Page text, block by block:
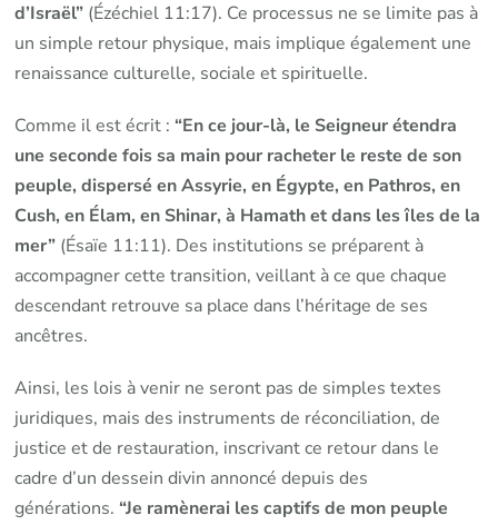
d’Israël” (Ézéchiel 11:17). Ce processus ne se limite pas à
un simple retour physique, mais implique également une
renaissance culturelle, sociale et spirituelle.
Comme il est écrit : “En ce jour-là, le Seigneur étendra
une seconde fois sa main pour racheter le reste de son
peuple, dispersé en Assyrie, en Égypte, en Pathros, en
Cush, en Élam, en Shinar, à Hamath et dans les îles de la
mer” (Ésaïe 11:11). Des institutions se préparent à
accompagner cette transition, veillant à ce que chaque
descendant retrouve sa place dans l’héritage de ses
ancêtres.
Ainsi, les lois à venir ne seront pas de simples textes
juridiques, mais des instruments de réconciliation, de
justice et de restauration, inscrivant ce retour dans le
cadre d’un dessein divin annoncé depuis des
générations. “Je ramènerai les captifs de mon peuple